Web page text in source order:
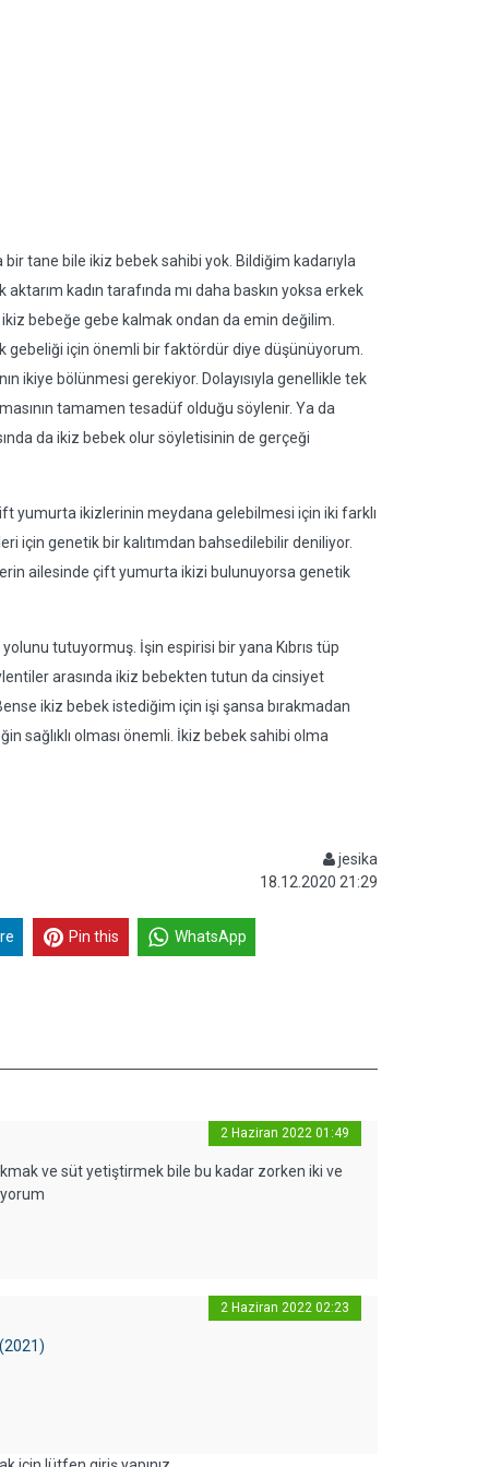
tane bile ikiz bebek sahibi yok. Bildiğim kadarıyla
kadın tarafında mı daha baskın yoksa erkek
bebeğe gebe kalmak ondan da emin değilim.
için önemli bir faktördür diye düşünüyorum.
ikiye bölünmesi gerekiyor. Dolayısıyla genellikle tek
tamamen tesadüf olduğu söylenir. Ya da
da ikiz bebek olur söyletisinin de gerçeği
yumurta ikizlerinin meydana gelebilmesi için iki farklı
için genetik bir kalıtımdan bahsedilebilir deniliyor.
ailesinde çift yumurta ikizi bulunuyorsa genetik
tutuyormuş. İşin espirisi bir yana Kıbrıs tüp
arasında ikiz bebekten tutun da cinsiyet
ikiz bebek istediğim için işi şansa bırakmadan
sağlıklı olması önemli. İkiz bebek sahibi olma
jesika
18.12.2020 21:29
Pin this WhatsApp
2 Haziran 2022 01:49
ve süt yetiştirmek bile bu kadar zorken iki ve
2 Haziran 2022 02:23